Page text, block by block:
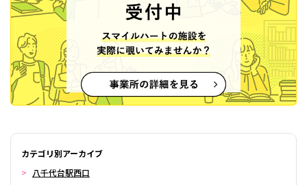
カテゴリ別アーカイブ
八千代台駅西口